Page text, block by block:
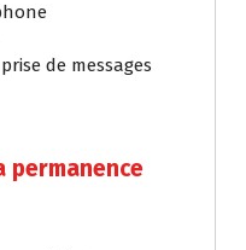
de messages
permanence